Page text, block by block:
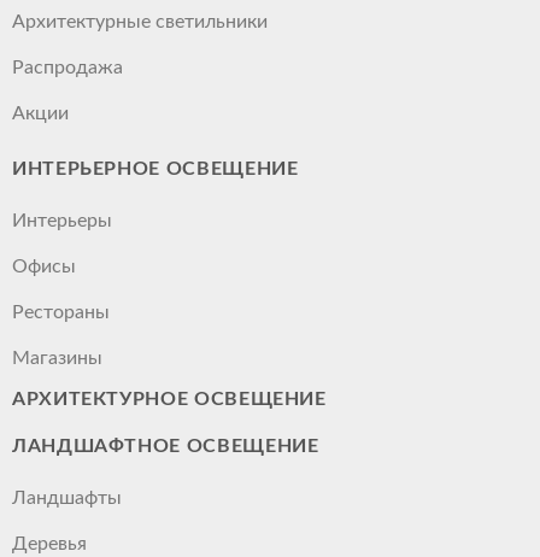
Архитектурные светильники
Распродажа
Акции
ИНТЕРЬЕРНОЕ ОСВЕЩЕНИЕ
Интерьеры
Офисы
Рестораны
Магазины
АРХИТЕКТУРНОЕ ОСВЕЩЕНИЕ
ЛАНДШАФТНОЕ ОСВЕЩЕНИЕ
Ландшафты
Деревья